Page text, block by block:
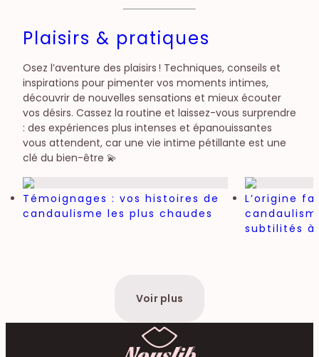
Plaisirs & pratiques
Osez l’aventure des plaisirs ! Techniques, conseils et
inspirations pour pimenter vos moments intimes,
découvrir de nouvelles sensations et mieux écouter
vos désirs. Cassez la routine et laissez-vous surprendre
: des expériences plus intenses et épanouissantes
vous attendent, car une vie intime pétillante est une
clé du bien-être 💫
Témoignages : vos histoires de
candaulisme les plus chaudes
L’origine
subtilités
Voir plus